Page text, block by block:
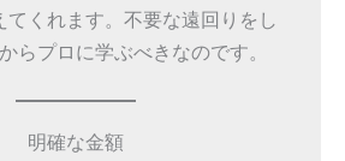
てくれます。不要な遠回りをし
らプロに学ぶべきなのです。
明確な金額